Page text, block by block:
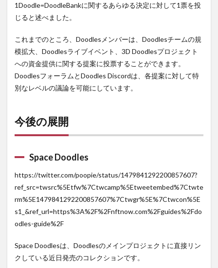
1Doodle=DoodleBankに関するあらゆる決定に対して1票を投
じると述べました。
これまでのところ、Doodlesメンバーは、Doodlesチームの規
模拡大、Doodlesライブイベント、3D Doodlesプロジェクト
への資金提供に関する提案に投票することができます。
DoodlesフォーラムとDoodles Discordは、各提案に対して特
別なレベルの議論を可能にしています。
今後の展開
Space Doodles
https://twitter.com/poopie/status/1479841292200857607?
ref_src=twsrc%5Etfw%7Ctwcamp%5Etweetembed%7Ctwte
rm%5E1479841292200857607%7Ctwgr%5E%7Ctwcon%5E
s1_&ref_url=https%3A%2F%2Fnftnow.com%2Fguides%2Fdo
odles-guide%2F
Space Doodlesは、Doodlesのメインプロジェクトに直接リン
クしている近日発売のコレクションです。